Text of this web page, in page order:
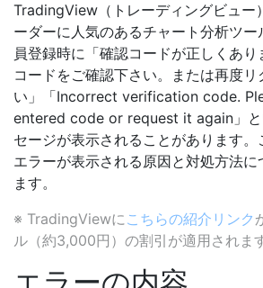
TradingView（トレーディングビュー
ーダーに人気のあるチャート分析ツ
員登録時に「確認コードが正しくあ
コードをご確認下さい。または再度リ
い」「Incorrect verification code.
entered code or request it again」と
セージが表示されることがあります
エラーが表示される原因と対処方法に
ます。
※ TradingViewにこちらの紹介リンク
ル（約3,000円）の割引が適用されます